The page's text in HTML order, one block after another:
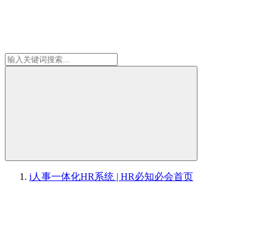
i人事一体化HR系统 | HR必知必会首页